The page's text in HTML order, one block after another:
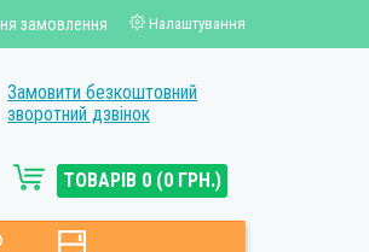
замовлення Налаштування
Замовити безкоштовний
зворотний дзвінок
ТОВАРІВ 0 (0 ГРН.)